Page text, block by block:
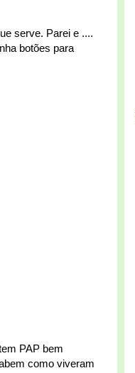
serve. Parei e ....
botões para
PAP bem
como viveram